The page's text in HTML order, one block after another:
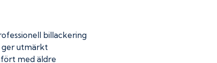
billackering
ger utmärkt
med äldre